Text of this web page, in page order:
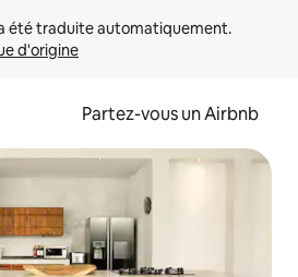
d'origine
Partez-vous un Airbnb